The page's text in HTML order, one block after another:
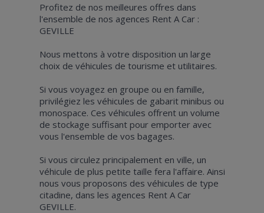
Profitez de nos meilleures offres dans
l'ensemble de nos agences Rent A Car :
GEVILLE
Nous mettons à votre disposition un large
choix de véhicules de tourisme et utilitaires.
Si vous voyagez en groupe ou en famille,
privilégiez les véhicules de gabarit minibus ou
monospace. Ces véhicules offrent un volume
de stockage suffisant pour emporter avec
vous l'ensemble de vos bagages.
Si vous circulez principalement en ville, un
véhicule de plus petite taille fera l'affaire. Ainsi
nous vous proposons des véhicules de type
citadine, dans les agences Rent A Car
GEVILLE.